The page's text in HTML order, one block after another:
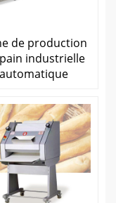
de production
industrielle
automatique